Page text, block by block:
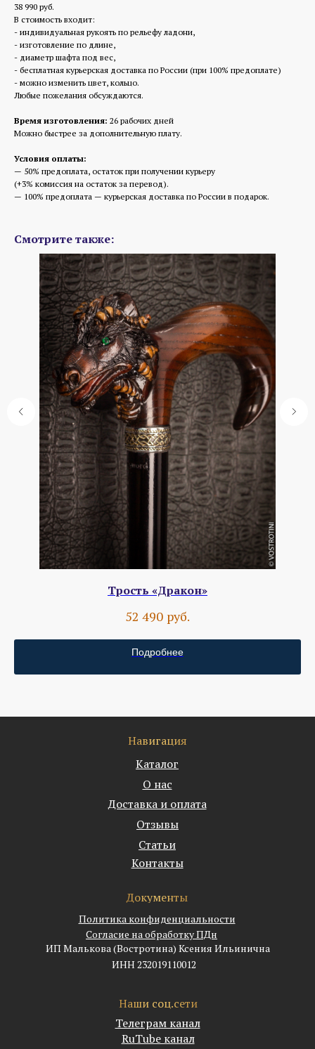
38 990 руб.
В стоимость входит:
- индивидуальная рукоять по рельефу ладони,
- изготовление по длине,
- диаметр шафта под вес,
- бесплатная курьерская доставка по России (при 100% предоплате)
- можно изменить цвет, кольцо.
Любые пожелания обсуждаются.
Время изготовления: 26 рабочих дней
Можно быстрее за дополнительную плату.
Условия оплаты:
— 50% предоплата, остаток при получении курьеру
(+3% комиссия на остаток за перевод).
— 100% предоплата — курьерская доставка по России в подарок.
Смотрите также:
Трость «Дракон»
52 490 руб.
Подробнее
Навигация
Каталог
О нас
Доставка и оплата
ИП Малькова (Востротина) Ксения Ильинична
ИНН 232019110012
Политика конфиденциальности
Отзывы
Статьи
RuTube канал
Наши соц.сети
Телеграм канал
Контакты
Документы
Согласие на обработку ПДн